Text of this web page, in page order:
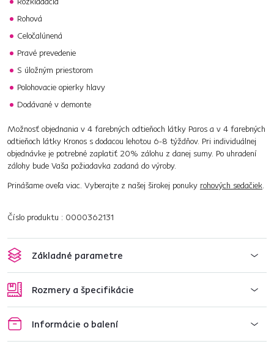
Rohová
Celočalúnená
Pravé prevedenie
S úložným priestorom
Polohovacie opierky hlavy
Dodávané v demonte
Možnosť objednania v 4 farebných odtieňoch látky Paros a v 4 farebných
odtieňoch látky Kronos s dodacou lehotou 6-8 týždňov. Pri individuálnej
objednávke je potrebné zaplatiť 20% zálohu z danej sumy. Po uhradení
zálohy bude Vaša požiadavka zadaná do výroby.
Prinášame oveľa viac. Vyberajte z našej širokej ponuky rohových sedačiek.
Číslo produktu : 0000362131
Základné parametre
Rozmery a špecifikácie
Informácie o balení